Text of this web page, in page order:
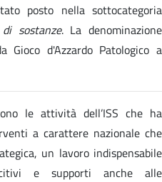
posto nella sottocategoria
sostanze. La denominazione
Gioco d'Azzardo Patologico a
le attività dell’ISS che ha
a carattere nazionale che
un lavoro indispensabile
e supporti anche alle